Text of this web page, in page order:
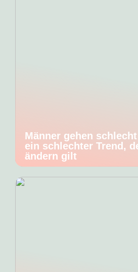
Männer gehen
ein schlechter Trend,
ändern gilt